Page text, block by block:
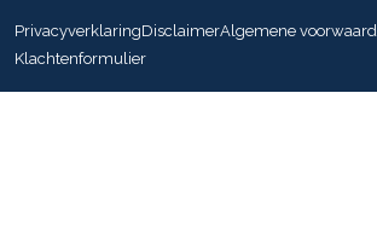
PrivacyverklaringDisclaimerAlgemene
Klachtenformulier